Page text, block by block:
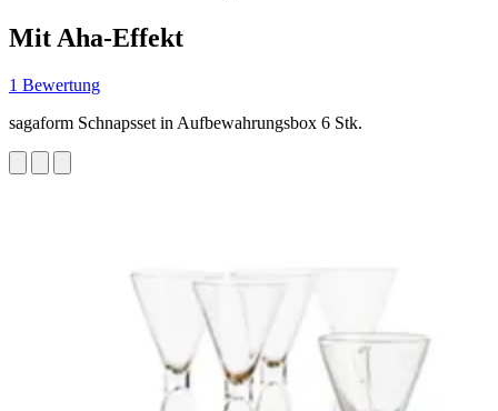
Mit Aha-Effekt
1 Bewertung
sagaform Schnapsset in Aufbewahrungsbox 6 Stk.